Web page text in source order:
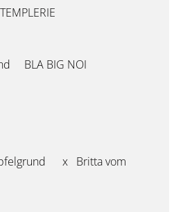
BLA BIG NOI
x Britta vom